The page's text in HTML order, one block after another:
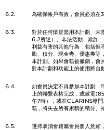
6.2. 為確保帳戶有效，會員必須在
6.3.
對於任何懷疑濫用本計劃、未
6.2所述）、非法活動、欺詐
利益有害的其他行為，包括但
勵、積分、現金劵、優惠券等
本計劃。如果會籍被撤銷，會
對本計劃和功能上的使用將自
6.4.
如會員決定不再參加本計劃
上的聯繫表格完成，或致電
午7時），或在CLARINS專
籍，將失去所有累積的積分、
6.5. 選擇取消會籍屬會員個人意願